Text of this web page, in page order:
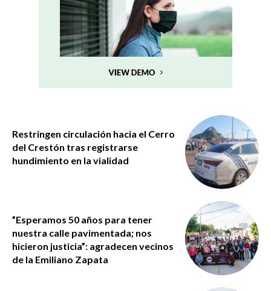
Restringen circulación hacia el Cerro
del Crestón tras registrarse
hundimiento en la vialidad
”Esperamos 50 años para tener
nuestra calle pavimentada; nos
hicieron justicia”: agradecen vecinos
de la Emiliano Zapata